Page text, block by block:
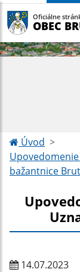
Oficiálne
OBEC
Úvod
bažantnice
14.07.2023